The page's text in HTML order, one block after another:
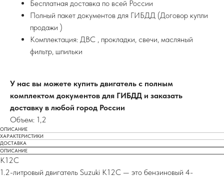
Бесплатная доставка по всей России
Полный пакет документов для ГИБДД (Договор купли
продажи )
Комплектация: ДВС , прокладки, свечи, масляный
фильтр, шпильки
У нас вы можете купить двигатель с полным
комплектом документов для ГИБДД и заказать
доставку в любой город России
Объем: 1,2
ОПИСАНИЕ
ХАРАКТЕРИСТИКИ
ДОСТАВКА
ОПИСАНИЕ
K12C
1.2-литровый двигатель Suzuki K12C — это бензиновый 4-